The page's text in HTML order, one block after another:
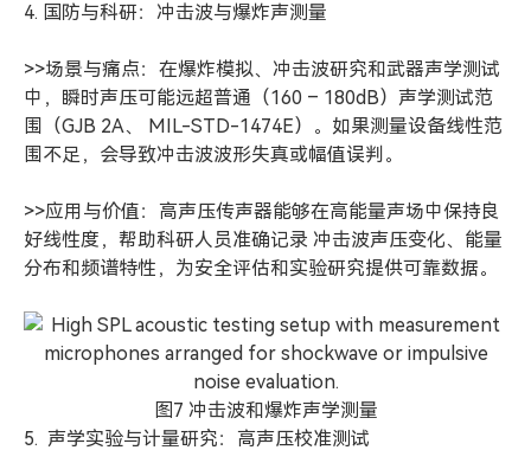
4. 国防与科研：冲击波与爆炸声测量
>>场景与痛点：在爆炸模拟、冲击波研究和武器声学测试
中，瞬时声压可能远超普通（160 – 180dB）声学测试范
围（GJB 2A、 MIL-STD-1474E）。如果测量设备线性范
围不足，会导致冲击波波形失真或幅值误判。
>>应用与价值：高声压传声器能够在高能量声场中保持良
好线性度，帮助科研人员准确记录 冲击波声压变化、能量
分布和频谱特性，为安全评估和实验研究提供可靠数据。
图7 冲击波和爆炸声学测量
5. 声学实验与计量研究：高声压校准测试